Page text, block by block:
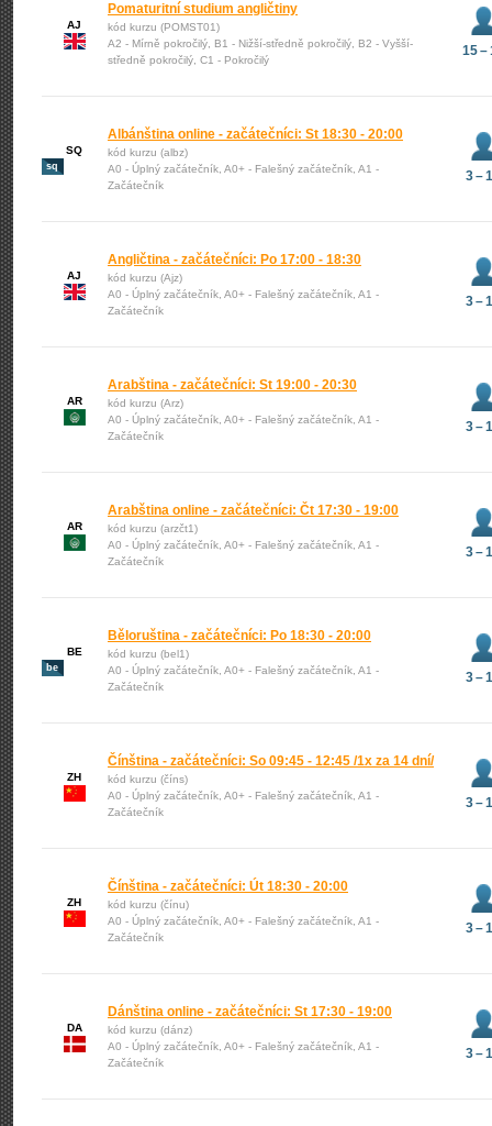
AJ
Pomaturitní studium angličtiny
kód kurzu (POMST01)
A2 - Mírně pokročilý, B1 - Nižší-středně pokročilý, B2 - Vyšší-
středně pokročilý, C1 - Pokročilý
15 –
SQ
sq
Albánština online - začátečníci: St 18:30 - 20:00
kód kurzu (albz)
A0 - Úplný začátečník, A0+ - Falešný začátečník, A1 -
Začátečník
3 –
AJ
Angličtina - začátečníci: Po 17:00 - 18:30
kód kurzu (Ajz)
A0 - Úplný začátečník, A0+ - Falešný začátečník, A1 -
Začátečník
3 –
AR
Arabština - začátečníci: St 19:00 - 20:30
kód kurzu (Arz)
A0 - Úplný začátečník, A0+ - Falešný začátečník, A1 -
Začátečník
3 –
AR
Arabština online - začátečníci: Čt 17:30 - 19:00
kód kurzu (arzčt1)
A0 - Úplný začátečník, A0+ - Falešný začátečník, A1 -
Začátečník
3 –
BE
be
Běloruština - začátečníci: Po 18:30 - 20:00
kód kurzu (bel1)
A0 - Úplný začátečník, A0+ - Falešný začátečník, A1 -
Začátečník
3 –
ZH
Čínština - začátečníci: So 09:45 - 12:45 /1x za 14 dní/
kód kurzu (číns)
A0 - Úplný začátečník, A0+ - Falešný začátečník, A1 -
Začátečník
3 –
ZH
Čínština - začátečníci: Út 18:30 - 20:00
kód kurzu (čínu)
A0 - Úplný začátečník, A0+ - Falešný začátečník, A1 -
Začátečník
3 –
DA
Dánština online - začátečníci: St 17:30 - 19:00
kód kurzu (dánz)
A0 - Úplný začátečník, A0+ - Falešný začátečník, A1 -
Začátečník
3 –